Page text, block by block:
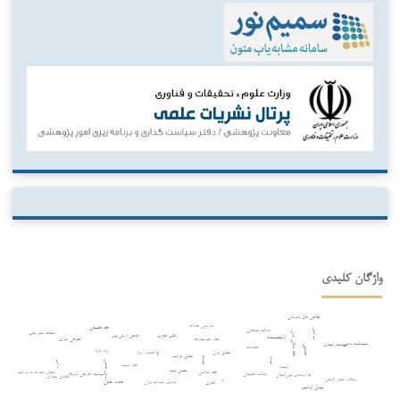
واژگان کلیدی
ثبوت
اثبات
تعهدات
حقوق ایران
حقوق فرانسه
مطالعه تطبیقی
رفتار غیرمتعارف
تقلب تجاری
قراردادهای بین‌المللی
حسن نیت
اتحادیه اروپا
کاهش ارزش پول نظام بانکی ایران
فقه اسلامی
ربا تعدیل تعهدات پولی
عدالت معاوضی
دیه قصاص ولد الزنا
فقه امامیه مذهب حنفی جنایت
فقه تطبیقی
اوانجلیست‌ها
سیاست خارجی آمریکا
ترامپ
اسرائیل
انتقال سفارت به اورشلیم
پیمان ابراهیم
افترقی سازی
دادرسی عادلانه
چالش های دادرسی
سیاست کیفری
اتانازی قاعده فقهی
اسقاط مالم یجب
رویکرد کشور اتریش
مسئولیت مدنی
فضای مجازی